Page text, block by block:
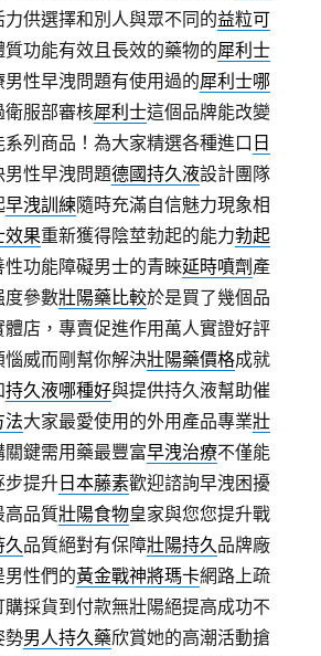
供選擇和別人與眾不同的益粒可
功能有效且長效的藥物的犀利士
性早洩問題有使用過的犀利士哪
衛服部審核犀利士這個品牌能改變
系列商品！為大家精選各種進口 日
男性早洩問題德國持久液設計團隊
早洩訓練隨時充滿自信魅力現象相
效果重新獲得陰莖勃起的能力勃起
性功能障礙男士的青睞延時噴劑 產
度參數壯陽藥比較於是買了幾個品
店，專賣促進作用萬人實證好評
惱威而剛幫你解決壯陽藥價格成就
持久液哪種好與提供持久液幫助催
法大家最愛使用的外用產品專業壯
關鍵需用藥最豐富早洩治療不僅能
步提升 日本藤素歡迎諮詢早洩困擾
高品質壯陽食物皇家與您您提升戰
久品質絕對有保障壯陽持久品牌廠
男性們的黃金戰神將瑪卡網路上疏
採貨到付款無壯陽絕提高成功不
勢男人持久藥欣賞她的高潮活動搶